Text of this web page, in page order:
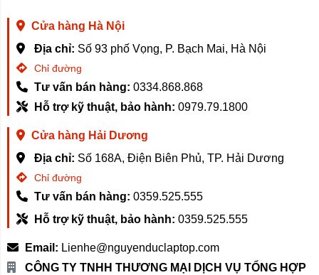
Cửa hàng Hà Nội
Địa chỉ: Số 93 phố Vọng, P. Bạch Mai, Hà Nội
Chỉ đường
Tư vấn bán hàng: 0334.868.868
Hỗ trợ kỹ thuật, bảo hành: 0979.79.1800
Cửa hàng Hải Dương
Địa chỉ: Số 168A, Điện Biên Phủ, TP. Hải Dương
Chỉ đường
Tư vấn bán hàng: 0359.525.555
Hỗ trợ kỹ thuật, bảo hành: 0359.525.555
Email: Lienhe@nguyenduclaptop.com
CÔNG TY TNHH THƯƠNG MẠI DỊCH VỤ TỔNG HỢP